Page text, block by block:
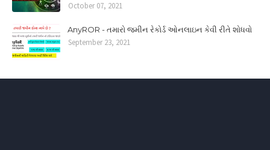
October 07, 2021
AnyROR - તમારો જમીન રેકોર્ડ ઓનલાઇન કેવી રીતે શોધવો
September 23, 2021